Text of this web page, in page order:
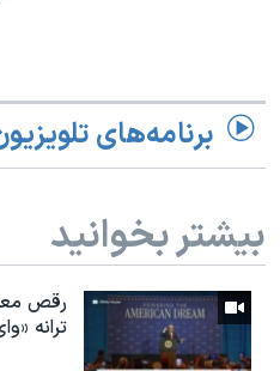
برنامه‌های
بیشتر بخوانید
رقص
ترانه